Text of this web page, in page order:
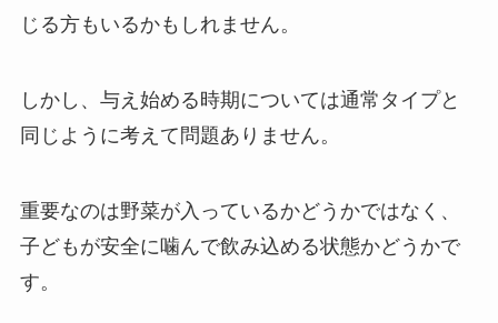
じる方もいるかもしれません。
しかし、与え始める時期については通常タイプと
同じように考えて問題ありません。
重要なのは野菜が入っているかどうかではなく、
子どもが安全に噛んで飲み込める状態かどうかで
す。